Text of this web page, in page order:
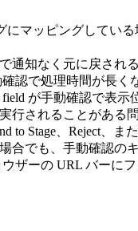
にマッピングして
知なく元に戻され
認で処理時間が長く
が手動確認で表示
されることがある
Stage、Reject、ま
合でも、手動確認
ザーの URL バーに